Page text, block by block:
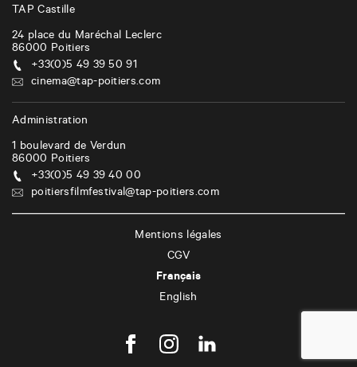
TAP Castille
24 place du Maréchal Leclerc
86000 Poitiers
+33(0)5 49 39 50 91
cinema@tap-poitiers.com
Administration
1 boulevard de Verdun
86000 Poitiers
+33(0)5 49 39 40 00
poitiersfilmfestival@tap-poitiers.com
Mentions légales
CGV
Français
English